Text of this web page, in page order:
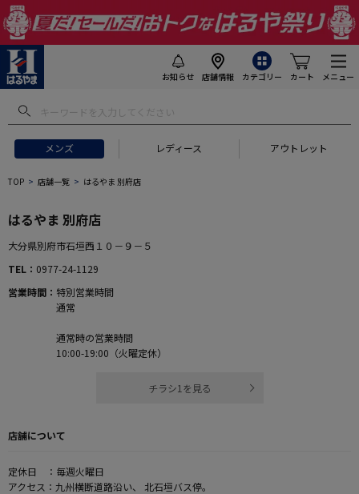
お知らせ 店舗情報 カテゴリー カート メニュー
メンズ レディース アウトレット
TOP 店舗一覧 はるやま 別府店
はるやま 別府店
大分県別府市石垣西１０－９－５
TEL
0977-24-1129
営業時間
特別営業時間
通常
通常時の営業時間
10:00-19:00（火曜定休）
チラシ1を見る
店舗について
定休日 ：毎週火曜日
アクセス：九州横断道路沿い、 北石垣バス停。